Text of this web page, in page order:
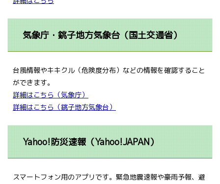
気象庁・銚子地方気象台（国土交通省）
台風情報やキキクル（危険度分布）などの情報を確認すること
ができます。
詳細はこちら（気象庁）
詳細はこちら（銚子地方気象台）
Yahoo!防災速報（Yahoo!JAPAN）
スマートフォン用のアプリです。緊急地震速報や豪雨予報、避